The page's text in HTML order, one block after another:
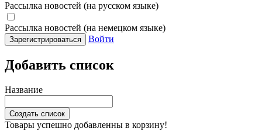
Рассылка новостей (на русском языке)
Рассылка новостей (на немецком языке)
Зарегистрироваться Войти
Добавить список
Название
Создать список
Товары успешно добавленны в корзину!